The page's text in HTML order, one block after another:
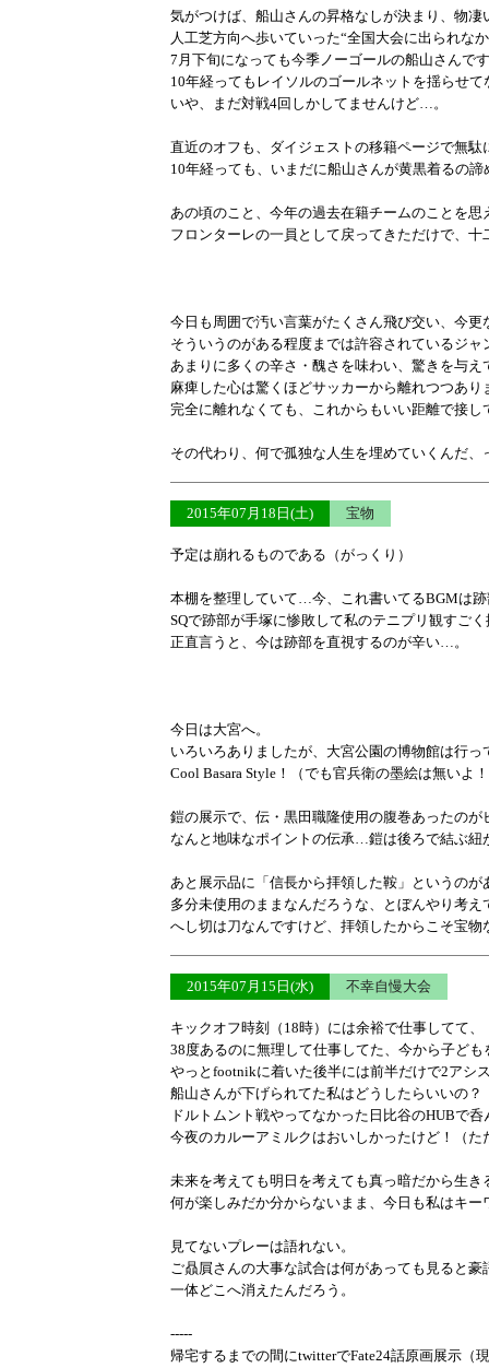
気がつけば、船山さんの昇格なしが決まり、物凄
人工芝方向へ歩いていった“全国大会に出られな
7月下旬になっても今季ノーゴールの船山さんで
10年経ってもレイソルのゴールネットを揺らせ
いや、まだ対戦4回しかしてませんけど…。
直近のオフも、ダイジェストの移籍ページで無駄
10年経っても、いまだに船山さんが黄黒着るの
あの頃のこと、今年の過去在籍チームのことを思
フロンターレの一員として戻ってきただけで、
今日も周囲で汚い言葉がたくさん飛び交い、今更
そういうのがある程度までは許容されているジ
あまりに多くの辛さ・醜さを味わい、驚きを与え
麻痺した心は驚くほどサッカーから離れつつあり
完全に離れなくても、これからもいい距離で接し
その代わり、何で孤独な人生を埋めていくんだ、
2015年07月18日(土) 宝物
予定は崩れるものである（がっくり）
本棚を整理していて…今、これ書いてるBGMは
SQで跡部が手塚に惨敗して私のテニプリ観すご
正直言うと、今は跡部を直視するのが辛い…。
今日は大宮へ。
いろいろありましたが、大宮公園の博物館は行っ
Cool Basara Style！（でも官兵衛の墨絵は無い
鎧の展示で、伝・黒田職隆使用の腹巻あったのが
なんと地味なポイントの伝承…鎧は後ろで結ぶ紐
あと展示品に「信長から拝領した鞍」というの
多分未使用のままなんだろうな、とぼんやり考え
へし切は刀なんですけど、拝領したからこそ宝物
2015年07月15日(水) 不幸自慢大会
キックオフ時刻（18時）には余裕で仕事してて、
38度あるのに無理して仕事してた、今から子ど
やっとfootnikに着いた後半には前半だけで2アシ
船山さんが下げられてた私はどうしたらいいの？
ドルトムント戦やってなかった日比谷のHUBで
今夜のカルーアミルクはおいしかったけど！（た
未来を考えても明日を考えても真っ暗だから生き
何が楽しみだか分からないまま、今日も私はキー
見てないプレーは語れない。
ご贔屓さんの大事な試合は何があっても見ると豪
一体どこへ消えたんだろう。
-----
帰宅するまでの間にtwitterでFate24話原画展示（